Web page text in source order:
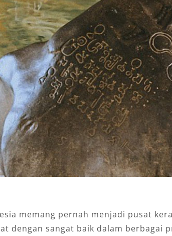
memang pernah menjadi pusat
dengan sangat baik dalam berbagai